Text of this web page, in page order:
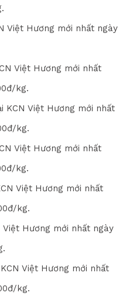
Việt Hương mới nhất ngày
Việt Hương mới nhất
kg.
KCN Việt Hương mới nhất
kg.
Việt Hương mới nhất
kg.
Việt Hương mới nhất
kg.
Việt Hương mới nhất ngày
Việt Hương mới nhất
kg.